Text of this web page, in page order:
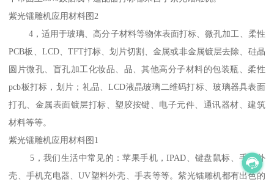
紫光镭雕机应用材料图2
4，适用于玻璃、高分子材料等物体表面打标、微孔加工、柔性
PCB板、LCD、TFT打标、划片切割、金属或非金属镀层去除、硅晶
圆片微孔、盲孔加工化妆品、品、其他高分子材料的包装瓶、柔性
pcb板打标，划片；礼品、LCD液晶玻璃二维码打标、玻璃器具表面
打孔、金属表面镀层打标、塑胶按键、电子元件、通讯器材、建筑
材料等等。
紫光镭雕机应用材料图1
5，我们生活中常见的：苹果手机，IPAD、键盘鼠标、手机外
壳、手机充电器、UV塑料外壳、手表等等。紫光镭雕机都有出色的